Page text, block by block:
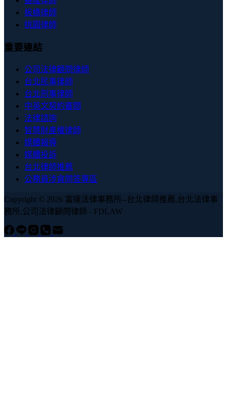
板橋律師
桃園律師
重要連結
公司法律顧問律師
台北民事律師
台北刑事律師
中英文契約審閱
法律諮詢
智慧財產權律師
媒體報導
媒體投訴
台北律師推薦
公務員涉貪問答專區
Copyright © 2026 富達法律事務所--台北律師推薦,台北法律事
務所,公司法律顧問律師 - FDLAW